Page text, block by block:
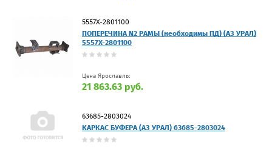
5557Х-2801100
ПОПЕРЕЧИНА N2 РАМЫ (необходимы ПД) (АЗ УРАЛ)
5557Х-2801100
Цена Ярославль:
21 863.63 руб.
63685-2803024
КАРКАС БУФЕРА (АЗ УРАЛ) 63685-2803024